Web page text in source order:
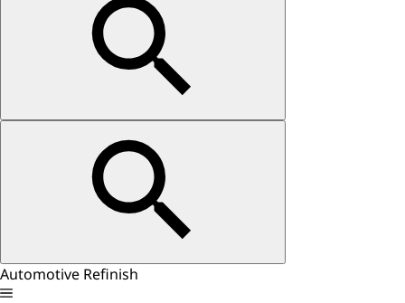
Automotive Refinish